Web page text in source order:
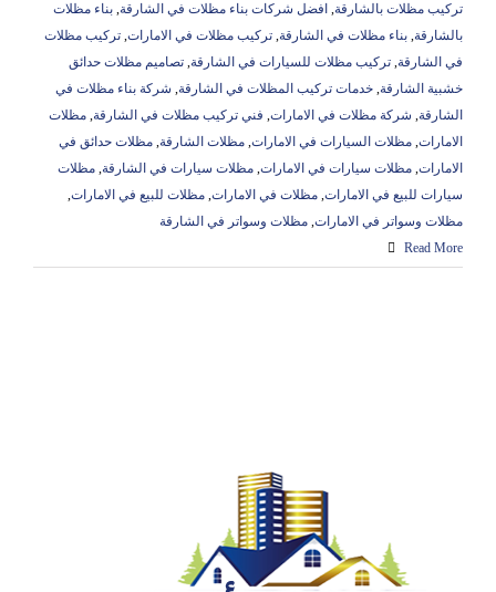
تركيب مظلات بالشارقة, افضل شركات بناء مظلات في الشارقة, بناء مظلات
بالشارقة, بناء مظلات في الشارقة, تركيب مظلات في الامارات, تركيب مظلات
في الشارقة, تركيب مظلات للسيارات في الشارقة, تصاميم مظلات حدائق
خشبية الشارقة, خدمات تركيب المظلات في الشارقة, شركة بناء مظلات في
الشارقة, شركة مظلات في الامارات, فني تركيب مظلات في الشارقة, مظلات
الامارات, مظلات السيارات في الامارات, مظلات الشارقة, مظلات حدائق في
الامارات, مظلات سيارات في الامارات, مظلات سيارات في الشارقة, مظلات
سيارات للبيع في الامارات, مظلات في الامارات, مظلات للبيع في الامارات,
مظلات وسواتر في الامارات, مظلات وسواتر في الشارقة
Read More